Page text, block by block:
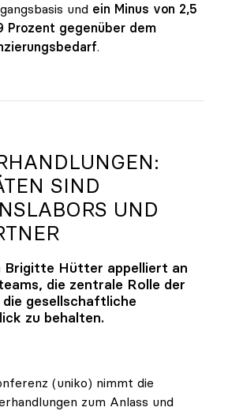
und ein Minus von 2,5
Prozent gegenüber dem
.
heimischen Universitäten
SIND
UND
Brigitte Hütter appelliert an
die zentrale Rolle der
gesellschaftliche
zu behalten.
(uniko) nimmt die
zum Anlass und